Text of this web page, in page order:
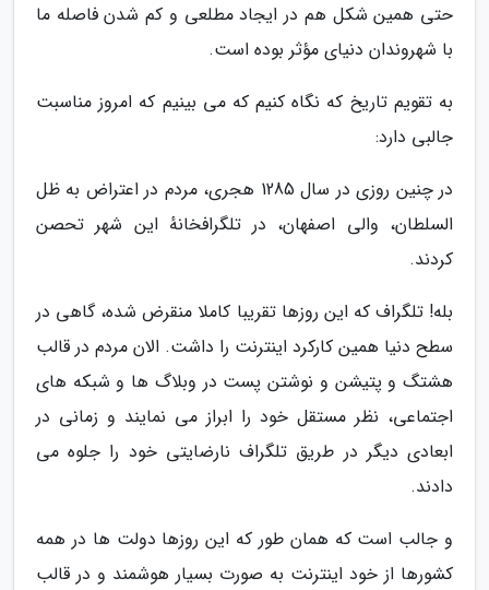
حتی همین شکل هم در ایجاد مطلعی و کم شدن فاصله ما
با شهروندان دنیای مؤثر بوده است.
به تقویم تاریخ که نگاه کنیم که می بینیم که امروز مناسبت
جالبی دارد:
در چنین روزی در سال 1285 هجری، مردم در اعتراض به ظل
السلطان، والی اصفهان، در تلگرافخانهٔ این شهر تحصن
کردند.
بله! تلگراف که این روزها تقریبا کاملا منقرض شده، گاهی در
سطح دنیا همین کارکرد اینترنت را داشت. الان مردم در قالب
هشتگ و پتیشن و نوشتن پست در وبلاگ ها و شبکه های
اجتماعی، نظر مستقل خود را ابراز می نمایند و زمانی در
ابعادی دیگر در طریق تلگراف نارضایتی خود را جلوه می
دادند.
و جالب است که همان طور که این روزها دولت ها در همه
کشورها از خود اینترنت به صورت بسیار هوشمند و در قالب